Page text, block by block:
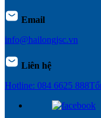
Email
info@hailongjsc.vn
Liên hệ
Hotline: 084 6625 888